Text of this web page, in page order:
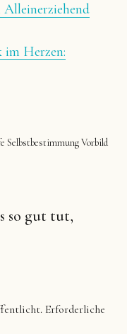
Herzen:
SelbstbestimmungVorbild
so gut tut,
Erforderliche